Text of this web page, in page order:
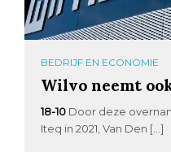
BEDRIJF EN ECONOMIE
Wilvo neemt
18-10 Door deze
Iteq in 2021, Van Den […]